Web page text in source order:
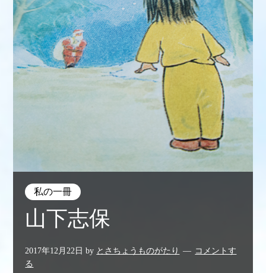
私の一冊
山下志保
2017年12月22日 by とさちょうものがたり
コメントす
る